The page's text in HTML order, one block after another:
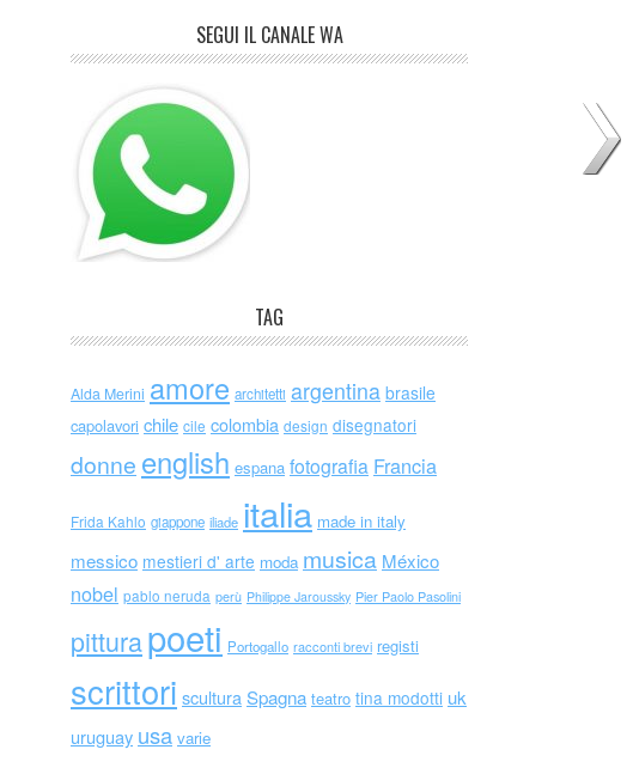
SEGUI IL CANALE WA
TAG
Alda Merini amore architetti argentina brasile
capolavori chile cile colombia design disegnatori
donne english espana fotografia Francia
Frida Kahlo giappone iliade italia made in italy
messico mestieri d' arte moda musica México
nobel pablo neruda perù Philippe Jaroussky Pier Paolo Pasolini
pitturapoeti Portogallo racconti brevi registi
scrittori scultura Spagna teatro tina modotti uk
uruguay usa varie